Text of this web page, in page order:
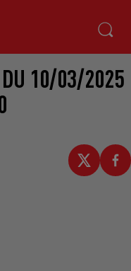
DU 10/03/2025